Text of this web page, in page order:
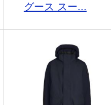
グース スー...